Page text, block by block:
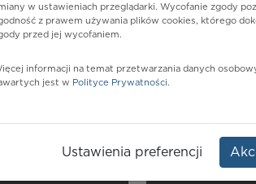
ochrony zdrowia
w ustawieniach przeglądarki. Wycofanie zgody
z prawem używania plików cookies, którego
przed jej wycofaniem.
informacji na temat przetwarzania danych
jest w Polityce Prywatności.
Ustawienia preferencji